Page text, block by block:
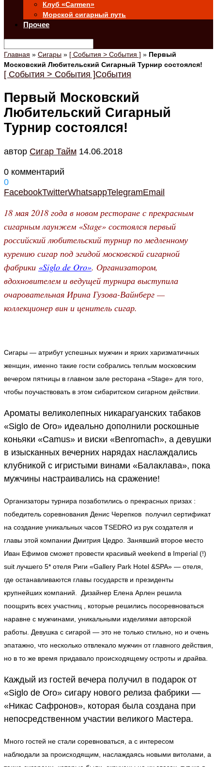
Клуб «Carmen»
Морской сигарный путь
Прочее
Главная » Сигары » [ События > События ] » Первый
Московский Любительский Сигарный Турнир состоялся!
[ События > События ]События
Первый Московский
Любительский Сигарный
Турнир состоялся!
автор Cигар Тайм 14.06.2018
0 комментарий
0
FacebookTwitterWhatsappTelegramEmail
18 мая 2018 года в новом ресторане с прекрасным
сигарным лаунжем «Stage» состоялся первый
российский любительский турнир по медленному
курению сигар под эгидой московской сигарной
фабрики «Siglo de Oro». Организатором,
вдохновителем и ведущей турнира выступила
очаровательная Ирина Гузова-Вайнберг —
коллекционер вин и ценитель сигар.
Сигары — атрибут успешных мужчин и ярких харизматичных
женщин, именно такие гости собрались теплым московским
вечером пятницы в главном зале ресторана «Stage» для того,
чтобы поучаствовать в этом сибаритском сигарном действии.
Ароматы великолепных никарагуанских табаков
«Siglo de Oro» идеально дополнили роскошные
коньяки «Camus» и виски «Benromach», а девушки
в изысканных вечерних нарядах наслаждались
клубникой с игристыми винами «Балаклава», пока
мужчины настраивались на сражение!
Организаторы турнира позаботились о прекрасных призах :
победитель соревнования Денис Черепков получил сертификат
на создание уникальных часов TSEDRO из рук создателя и
главы этой компании Дмитрия Цедро. Занявший второе место
Иван Ефимов сможет провести красивый weekend в Imperial (!)
suit лучшего 5* отеля Риги «Gallery Park Hotel &SPA» — отеля,
где останавливаются главы государств и президенты
крупнейших компаний. Дизайнер Елена Арлен решила
поощрить всех участниц , которые решились посоревноваться
наравне с мужчинами, уникальными изделиями авторской
работы. Девушка с сигарой — это не только стильно, но и очень
эпатажно, что несколько отвлекало мужчин от главного действия,
но в то же время придавало происходящему остроты и драйва.
Каждый из гостей вечера получил в подарок от
«Siglo de Oro» сигару нового релиза фабрики —
«Никас Сафронов», которая была создана при
непосредственном участии великого Мастера.
Много гостей не стали соревноваться, а с интересом
наблюдали за происходящим, наслаждаясь новыми витолами, а